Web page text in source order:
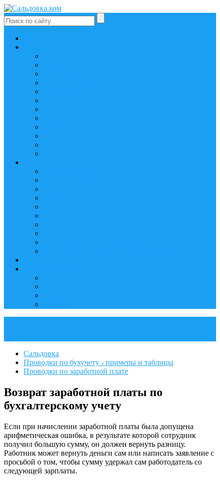
Сальдовка
Проводки по бухучету - примеры и таблицы
Проводки по заработной плате
Возврат заработной платы по
бухгалтерскому учету
Если при начислении заработной платы была допущена
арифметическая ошибка, в результате которой сотрудник
получил большую сумму, он должен вернуть разницу.
Работник может вернуть деньги сам или написать заявление с
просьбой о том, чтобы сумму удержал сам работодатель со
следующей зарплаты.